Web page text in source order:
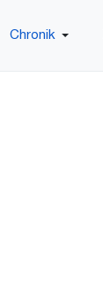
Chronik